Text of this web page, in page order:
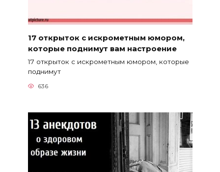
17 открыток с искрометным юмором,
которые поднимут вам настроение
17 открыток с искрометным юмором, которые
поднимут
636